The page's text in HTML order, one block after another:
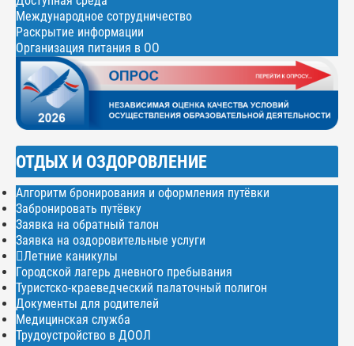
Международное сотрудничество
Раскрытие информации
Организация питания в ОО
ОТДЫХ И ОЗДОРОВЛЕНИЕ
Алгоритм бронирования и оформления путёвки
Забронировать путёвку
Заявка на обратный талон
Заявка на оздоровительные услуги
Летние каникулы
Городской лагерь дневного пребывания
Туристско-краеведческий палаточный полигон
Документы для родителей
Медицинская служба
Трудоустройство в ДООЛ